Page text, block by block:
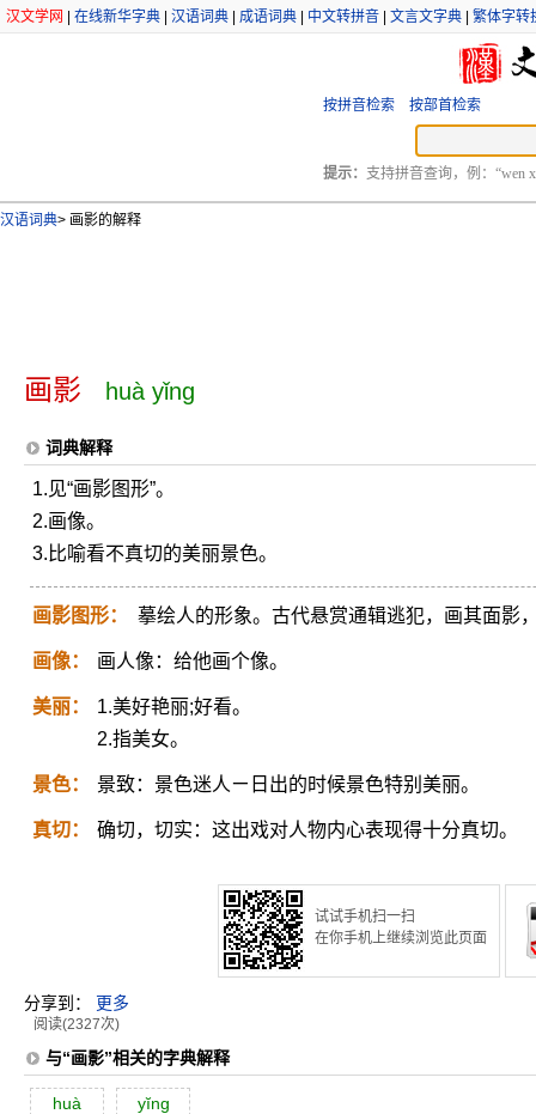
汉文学网 在线新华字典 汉语词典 成语词典 中文转拼音 文言文字典 繁体字转
按拼音检索 按部首检索
提示： 支持拼音查询，例：“wen
汉语词典> 画影的解释
画影 huà yǐng
词典解释
1.见“画影图形”。
2.画像。
3.比喻看不真切的美丽景色。
画影图形： 摹绘人的形象。古代悬赏通辑逃犯，画其面影
画像： 画人像：给他画个像。
美丽：
1.美好艳丽;好看。
2.指美女。
景色： 景致：景色迷人ㄧ日出的时候景色特别美丽。
真切： 确切，切实：这出戏对人物内心表现得十分真切。
试试手机扫一扫
在你手机上继续浏览此页面
分享到： 更多
阅读(2327次)
与“画影”相关的字典解释
huà yĭng